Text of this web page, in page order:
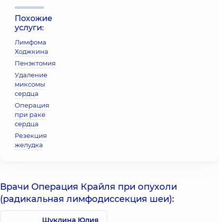
Похожие
услуги:
Лимфома
Ходжкина
Пенэктомия
Удаление
миксомы
сердца
Операция
при раке
сердца
Резекция
желудка
Врачи Операция Крайля при опухоли
(радикальная лимфодиссекция шеи):
Шуклина Юлия